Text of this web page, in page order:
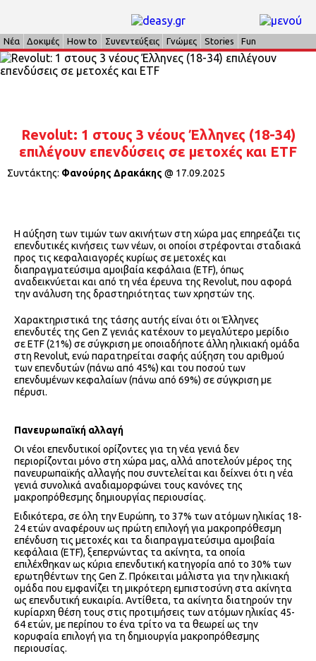
Νέα Δοκιμές How to Συνεντεύξεις Γνώμες Stories Fun
Revolut: 1 στους 3 νέους Έλληνες (18-34)
επιλέγουν επενδύσεις σε μετοχές και ETF
Συντάκτης: Φανούρης Δρακάκης @ 17.09.2025
Η αύξηση των τιμών των ακινήτων στη χώρα μας επηρεάζει τις
επενδυτικές κινήσεις των νέων, οι οποίοι στρέφονται σταδιακά
προς τις κεφαλαιαγορές κυρίως σε μετοχές και
διαπραγματεύσιμα αμοιβαία κεφάλαια (ETF), όπως
αναδεικνύεται και από τη νέα έρευνα της Revolut, που αφορά
την ανάλυση της δραστηριότητας των χρηστών της.
Χαρακτηριστικά της τάσης αυτής είναι ότι οι Έλληνες
επενδυτές της Gen Z γενιάς κατέχουν το μεγαλύτερο μερίδιο
σε ETF (21%) σε σύγκριση με οποιαδήποτε άλλη ηλικιακή ομάδα
στη Revolut, ενώ παρατηρείται σαφής αύξηση του αριθμού
των επενδυτών (πάνω από 45%) και του ποσού των
επενδυμένων κεφαλαίων (πάνω από 69%) σε σύγκριση με
πέρυσι.
Πανευρωπαϊκή αλλαγή
Οι νέοι επενδυτικοί ορίζοντες για τη νέα γενιά δεν
περιορίζονται μόνο στη χώρα μας, αλλά αποτελούν μέρος της
πανευρωπαϊκής αλλαγής που συντελείται και δείχνει ότι η νέα
γενιά συνολικά αναδιαμορφώνει τους κανόνες της
μακροπρόθεσμης δημιουργίας περιουσίας.
Ειδικότερα, σε όλη την Ευρώπη, το 37% των ατόμων ηλικίας 18-
24 ετών αναφέρουν ως πρώτη επιλογή για μακροπρόθεσμη
επένδυση τις μετοχές και τα διαπραγματεύσιμα αμοιβαία
κεφάλαια (ETF), ξεπερνώντας τα ακίνητα, τα οποία
επιλέχθηκαν ως κύρια επενδυτική κατηγορία από το 30% των
ερωτηθέντων της Gen Z. Πρόκειται μάλιστα για την ηλικιακή
ομάδα που εμφανίζει τη μικρότερη εμπιστοσύνη στα ακίνητα
ως επενδυτική ευκαιρία. Αντίθετα, τα ακίνητα διατηρούν την
κυρίαρχη θέση τους στις προτιμήσεις των ατόμων ηλικίας 45-
64 ετών, με περίπου το ένα τρίτο να τα θεωρεί ως την
κορυφαία επιλογή για τη δημιουργία μακροπρόθεσμης
περιουσίας.